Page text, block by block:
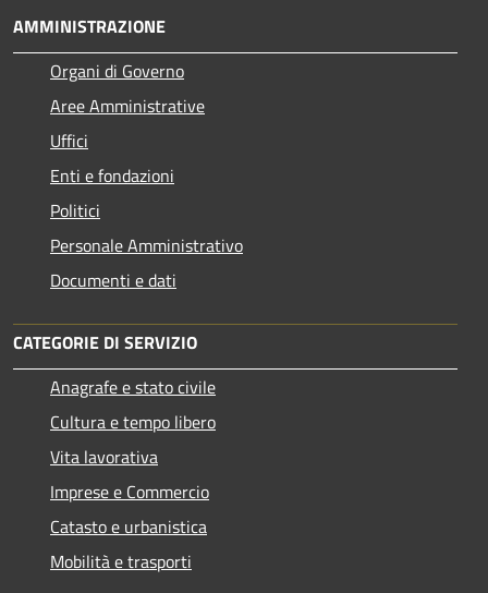
AMMINISTRAZIONE
Organi di Governo
Aree Amministrative
Uffici
Enti e fondazioni
Politici
Personale Amministrativo
Documenti e dati
CATEGORIE DI SERVIZIO
Anagrafe e stato civile
Cultura e tempo libero
Vita lavorativa
Imprese e Commercio
Catasto e urbanistica
Mobilità e trasporti